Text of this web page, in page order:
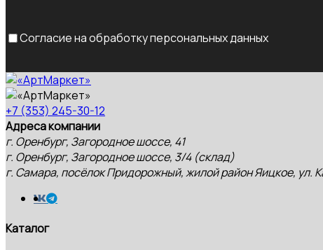
Согласие на обработку персональных данных
+7 (353) 245-30-12
Адреса компании
г. Оренбург, Загородное шоссе, 41
г. Оренбург, Загородное шоссе, 3/4 (склад)
г. Самара, посёлок Придорожный, жилой район Яицкое, ул.
Каталог